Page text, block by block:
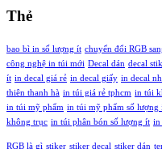
Thẻ
bao bì in số lượng ít chuyển đổi RGB
công nghệ in túi mới Decal dán decal
ít in decal giá rẻ in decal giấy in decal
thiên thanh hà in túi giá rẻ tphcm in túi
in túi mỹ phẩm in túi mỹ phẩm số lượng
không trục in túi phân bón số lượng ít in
RGB là gì stiker stiker decal stiker dán